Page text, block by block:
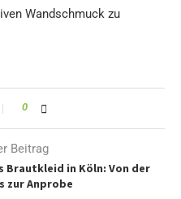
Wandschmuck zu
0
Beitrag
in Köln: Von der
zur Anprobe